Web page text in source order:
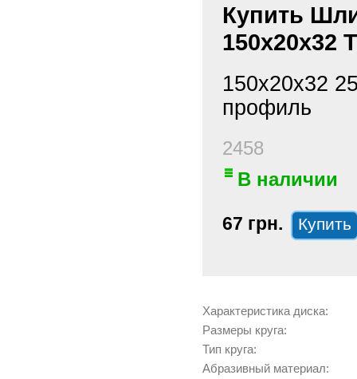
Купить
150х20х32
150х20х32
профиль
2458
В наличии
67 грн.
Характеристика диска:
Размеры круга:
Тип круга:
Абразивный материал: